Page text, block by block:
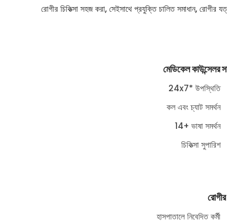
রোগীর চিকিত্সা সহজ করা, সেইসাথে প্রযুক্তি চালিত সমাধান, রোগীর
মেডিকেল কাউন্সেলর
24x7* উপস্থিতি
কল এবং চ্যাট সমর্থন
14+ ভাষা সমর্থন
চিকিত্সা সুপারিশ
হাসপাতালে নিবেদিত কর্মী